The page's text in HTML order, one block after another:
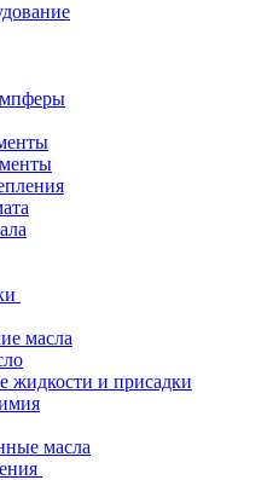
масла
и присадки
масла